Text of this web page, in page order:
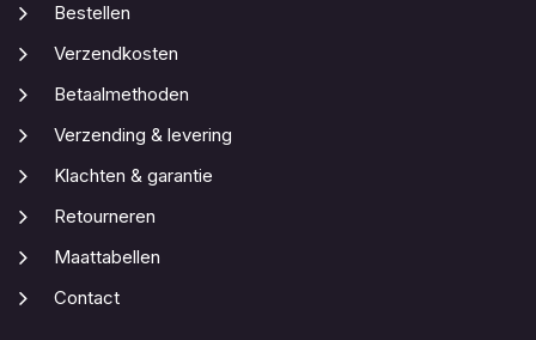
Bestellen
Verzendkosten
Betaalmethoden
Verzending & levering
Klachten & garantie
Retourneren
Maattabellen
Contact